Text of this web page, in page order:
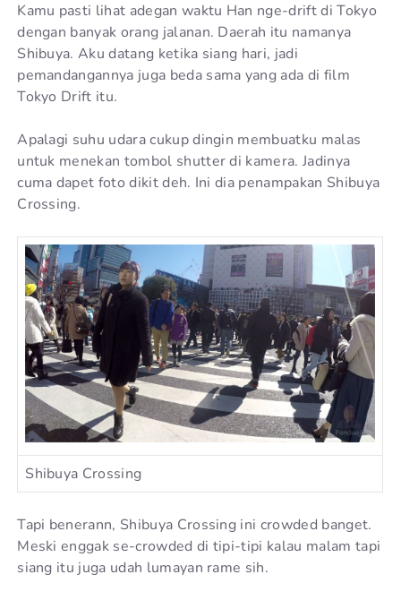
Kamu pasti lihat adegan waktu Han nge-drift di Tokyo
dengan banyak orang jalanan. Daerah itu namanya
Shibuya. Aku datang ketika siang hari, jadi
pemandangannya juga beda sama yang ada di film
Tokyo Drift itu.
Apalagi suhu udara cukup dingin membuatku malas
untuk menekan tombol shutter di kamera. Jadinya
cuma dapet foto dikit deh. Ini dia penampakan Shibuya
Crossing.
Shibuya Crossing
Tapi benerann, Shibuya Crossing ini crowded banget.
Meski enggak se-crowded di tipi-tipi kalau malam tapi
siang itu juga udah lumayan rame sih.